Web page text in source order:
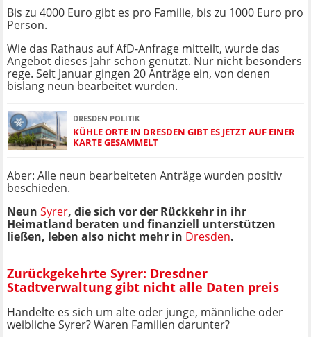
Bis zu 4000 Euro gibt es pro Familie, bis zu 1000 Euro pro
Person.
Wie das Rathaus auf AfD-Anfrage mitteilt, wurde das
Angebot dieses Jahr schon genutzt. Nur nicht besonders
rege. Seit Januar gingen 20 Anträge ein, von denen
bislang neun bearbeitet wurden.
DRESDEN POLITIK
KÜHLE ORTE IN DRESDEN GIBT ES JETZT AUF EINER
KARTE GESAMMELT
Aber: Alle neun bearbeiteten Anträge wurden positiv
beschieden.
Neun Syrer, die sich vor der Rückkehr in ihr
Heimatland beraten und finanziell unterstützen
ließen, leben also nicht mehr in Dresden.
Zurückgekehrte Syrer: Dresdner
Stadtverwaltung gibt nicht alle Daten preis
Handelte es sich um alte oder junge, männliche oder
weibliche Syrer? Waren Familien darunter?